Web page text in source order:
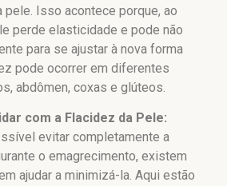
pele. Isso acontece porque, ao
perde elasticidade e pode não
para se ajustar à nova forma
pode ocorrer em diferentes
abdômen, coxas e glúteos.
com a Flacidez da Pele:
evitar completamente a
o emagrecimento, existem
ajudar a minimizá-la. Aqui estão